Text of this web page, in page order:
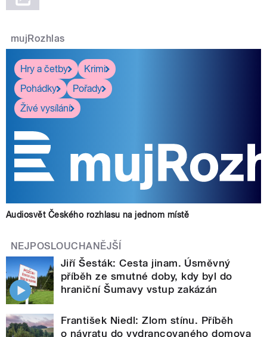
mujRozhlas
Hry a četby
Krimi
Pohádky
Pořady
Živé vysílání
Audiosvět Českého rozhlasu na jednom místě
NEJPOSLOUCHANĚJŠÍ
Jiří Šesták: Cesta jinam. Úsměvný
příběh ze smutné doby, kdy byl do
hraniční Šumavy vstup zakázán
František Niedl: Zlom stínu. Příběh
o návratu do vydrancovaného domova